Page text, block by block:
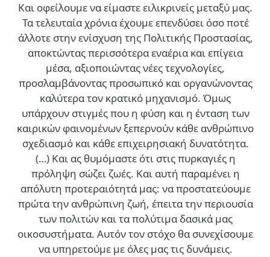
Και οφείλουμε να είμαστε ειλικρινείς μεταξύ μας.
Τα τελευταία χρόνια έχουμε επενδύσει όσο ποτέ
άλλοτε στην ενίσχυση της Πολιτικής Προστασίας,
αποκτώντας περισσότερα εναέρια και επίγεια
μέσα, αξιοποιώντας νέες τεχνολογίες,
προσλαμβάνοντας προσωπικό και οργανώνοντας
καλύτερα τον κρατικό μηχανισμό. Όμως
υπάρχουν στιγμές που η φύση και η ένταση των
καιρικών φαινομένων ξεπερνούν κάθε ανθρώπινο
σχεδιασμό και κάθε επιχειρησιακή δυνατότητα.
(…) Και ας θυμόμαστε ότι στις πυρκαγιές η
πρόληψη σώζει ζωές. Και αυτή παραμένει η
απόλυτη προτεραιότητά μας: να προστατεύουμε
πρώτα την ανθρώπινη ζωή, έπειτα την περιουσία
των πολιτών και τα πολύτιμα δασικά μας
οικοσυστήματα. Αυτόν τον στόχο θα συνεχίσουμε
να υπηρετούμε με όλες μας τις δυνάμεις.